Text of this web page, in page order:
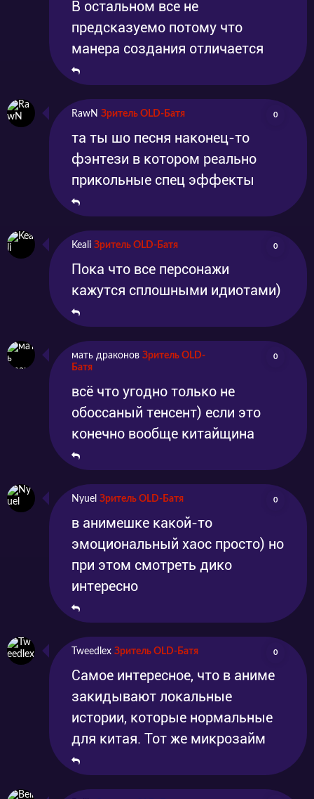
В остальном все не
предсказуемо потому что
манера создания отличается
RawN Зритель OLD-Батя 0
та ты шо песня наконец-то
фэнтези в котором реально
прикольные спец эффекты
Keali Зритель OLD-Батя 0
Пока что все персонажи
кажутся сплошными идиотами)
мать драконов Зритель OLD-
Батя
0
всё что угодно только не
обоссаный тенсент) если это
конечно вообще китайщина
Nyuel Зритель OLD-Батя 0
в анимешке какой-то
эмоциональный хаос просто) но
при этом смотреть дико
интересно
Tweedlex Зритель OLD-Батя 0
Самое интересное, что в аниме
закидывают локальные
истории, которые нормальные
для китая. Тот же микрозайм